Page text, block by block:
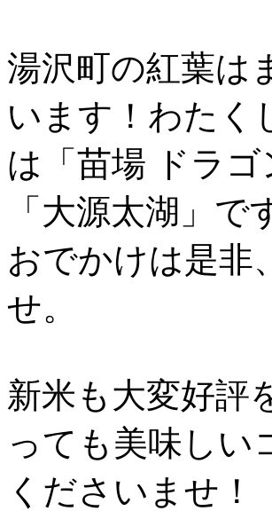
湯沢町の紅葉は
います！わたく
は「苗場 ドラ
「大源太湖」
おでかけは是非
せ。
新米も大変好評
っても美味しい
くださいませ！